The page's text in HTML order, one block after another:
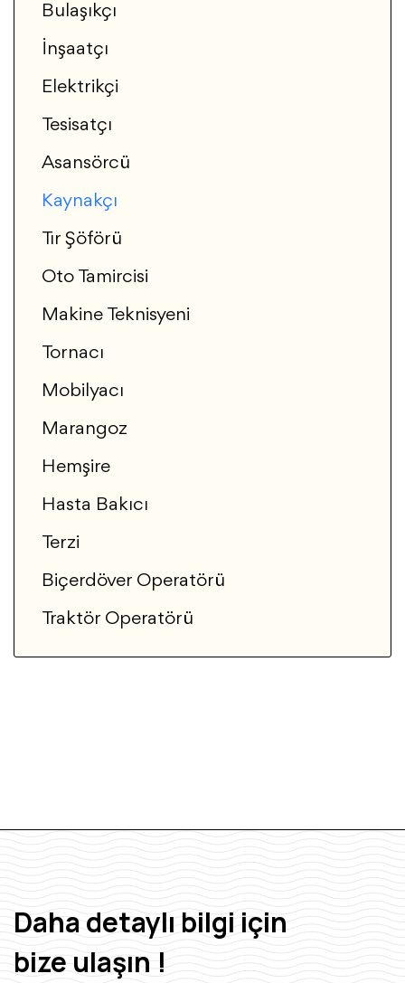
Bulaşıkçı
İnşaatçı
Elektrikçi
Tesisatçı
Asansörcü
Kaynakçı
Tır Şöförü
Oto Tamircisi
Makine Teknisyeni
Tornacı
Mobilyacı
Marangoz
Hemşire
Hasta Bakıcı
Terzi
Biçerdöver Operatörü
Traktör Operatörü
Daha detaylı bilgi için
bize ulaşın !